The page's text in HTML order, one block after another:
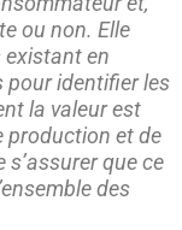
ou non. Elle
en
pour identifier les
la valeur est
production et de
que ce
des